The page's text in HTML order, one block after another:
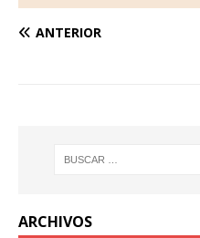
ANTERIOR
ARCHIVOS